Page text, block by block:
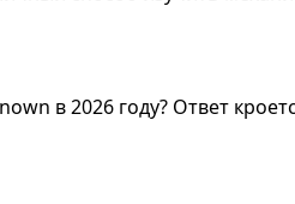
в 2026 году? Ответ